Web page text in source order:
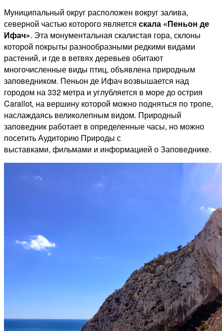
Муниципальный округ расположен вокруг залива,
северной частью которого является скала «Пеньон де
Ифач». Эта монументальная скалистая гора, склоны
которой покрыты разнообразными редкими видами
растений, и где в ветвях деревьев обитают
многочисленные виды птиц, объявлена природным
заповедником. Пеньон де Ифач возвышается над
городом на 332 метра и углубляется в море до острия
Carallot, на вершину которой можно подняться по тропе,
наслаждаясь великолепным видом. Природный
заповедник работает в определенные часы, но можно
посетить Аудиторию Природы с
выставками, фильмами и информацией о Заповеднике.